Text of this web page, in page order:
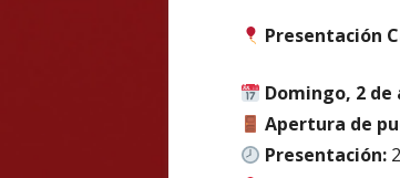
Presentación
Domingo, 2 de
Apertura de
Presentación: